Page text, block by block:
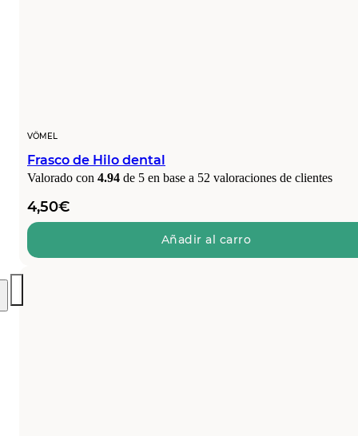
VÖMEL
Frasco de Hilo dental
Valorado con 4.94 de 5 en base a 52 valoraciones de clientes
4,50€
Añadir al carro